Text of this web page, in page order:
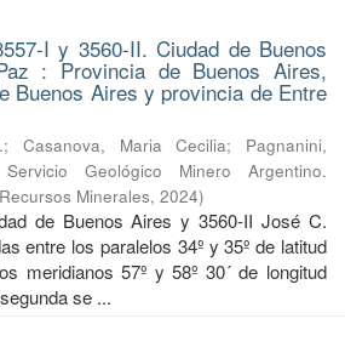
I y 3560-II. Ciudad de Buenos
: Provincia de Buenos Aires,
Buenos Aires y provincia de Entre
;Casanova, Maria Cecilia; Pagnanini,
Geológico Minero Argentino.
Minerales, 2024)
de Buenos Aires y 3560-II José C.
entre los paralelos 34º y 35º de latitud
meridianos 57º y 58º 30´ de longitud
se ...